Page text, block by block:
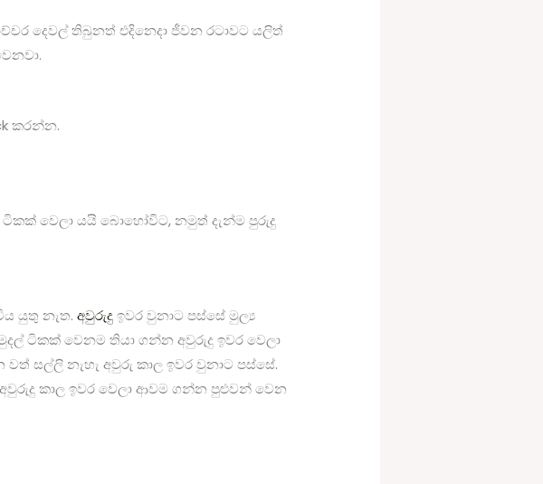
දෙවල් තිබුනත් එදිනෙදා ජීවන රටාවට යලිත්
කරන්න.
ටිකක් වෙලා යයි බොහෝවිට, නමුත් දැන්ම පුරුදු
යුතු නැත.අවුරුදුඉවර වුනාට පස්සේ මුල්‍ය
ටිකක් වෙනම තියා ගන්න අවුරුදු ඉවර වෙලා
සල්ලි නැහැ අවුරු කාල ඉවර වුනාට පස්සේ.
කාල ඉවර වෙලා ආවම ගන්න පුළුවන් වෙන